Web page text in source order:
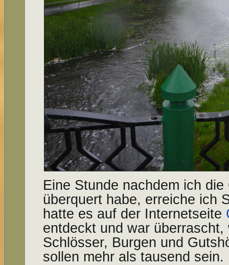
Eine Stunde nachdem ich
überquert habe, erreiche ich
hatte es auf der Internetseite
entdeckt und war
Schlösser, Burgen und
sollen mehr als tausend sein.